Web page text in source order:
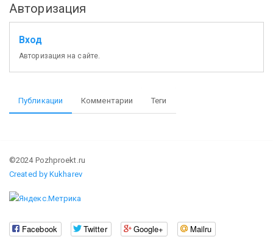
Авторизация
Вход
Авторизация на сайте.
Публикации Комментарии Теги
©2024 Pozhproekt.ru
Created by Kukharev
Facebook Twitter Google+ Mailru